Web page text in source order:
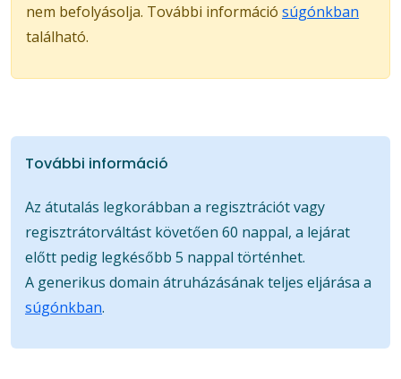
nem befolyásolja. További információ súgónkban
található.
További információ
Az átutalás legkorábban a regisztrációt vagy
regisztrátorváltást követően 60 nappal, a lejárat
előtt pedig legkésőbb 5 nappal történhet.
A generikus domain átruházásának teljes eljárása a
súgónkban.